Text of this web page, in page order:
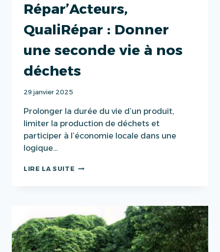
Répar’Acteurs,
QualiRépar : Donner
une seconde vie à nos
déchets
29 janvier 2025
Prolonger la durée du vie d’un produit,
limiter la production de déchets et
participer à l’économie locale dans une
logique…
LIRE LA SUITE RÉPAR’ACTEURS,
SECONDE
VIE
À
NOS